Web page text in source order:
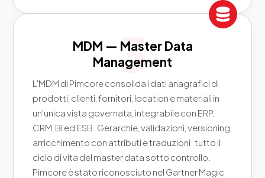
MDM — Master Data
Management
L'MDM di Pimcore consolida i dati anagrafici di
prodotti, clienti, fornitori, location e materiali in
un'unica vista governata, integrabile con ERP,
CRM, BI ed ESB. Gerarchie, validazioni, versioning,
arricchimento con attributi e traduzioni: tutto il
ciclo di vita del master data sotto controllo.
Pimcore è stato riconosciuto nel Gartner Magic